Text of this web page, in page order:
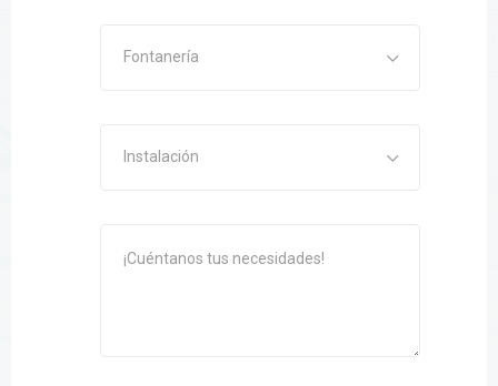
Fontanería
Instalación